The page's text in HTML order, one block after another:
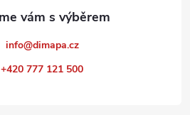
info@dimapa.cz
+420 777 121 500